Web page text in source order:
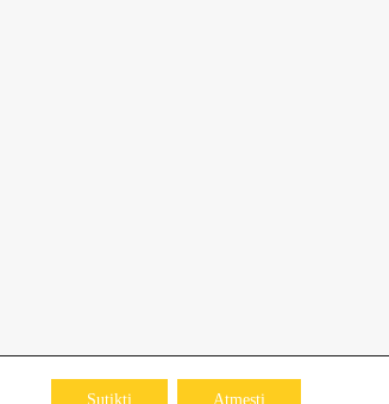
Sutikti Atmesti